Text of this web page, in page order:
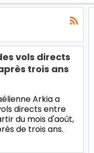
vols directs
trois ans
Arkia a
directs entre
du mois d'août,
de trois ans.